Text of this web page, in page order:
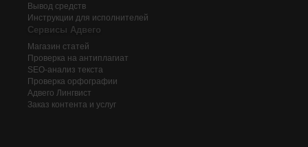
Вывод средств
Инструкции для исполнителей
Сервисы Адвего
Магазин статей
Проверка на антиплагиат
SEO-анализ текста
Проверка орфографии
Адвего Лингвист
Заказ контента и услуг